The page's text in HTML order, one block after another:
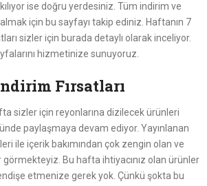
ise doğru yerdesiniz. Tüm indirim ve
için bu sayfayı takip ediniz. Haftanın 7
sizler için burada detaylı olarak inceliyor.
hizmetinize sunuyoruz.
Fırsatları
sizler için reyonlarına dizilecek ürünleri
paylaşmaya devam ediyor. Yayınlanan
ile içerik bakımından çok zengin olan ve
görmekteyiz. Bu hafta ihtiyacınız olan ürünler
etmenize gerek yok. Çünkü şokta bu